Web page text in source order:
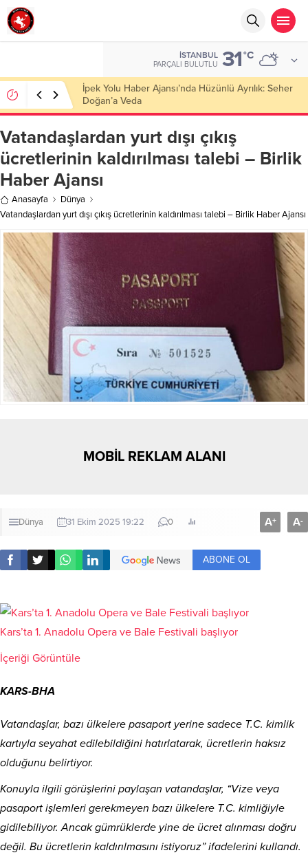
İSTANBUL
PARÇALI BULUTLU 31°C
Başkan Nihat Öztürk, Şanahan’da Hacı Eryaman’a
Misafir Oldu
Vatandaşlardan yurt dışı çıkış
ücretlerinin kaldırılması talebi – Birlik
Haber Ajansı
Anasayfa
Dünya
Vatandaşlardan yurt dışı çıkış ücretlerinin kaldırılması talebi – Birlik Haber Ajansı
MOBİL REKLAM ALANI
Dünya 31 Ekim 2025 19:22 0 A+ A-
ABONE OL
Kars’ta 1. Anadolu Opera ve Bale Festivali başlıyor
İçeriği Görüntüle
KARS-BHA
Vatandaşlar, bazı ülkelere pasaport yerine sadece T.C. kimlik
kartıyla seyahat edilebildiğini hatırlatarak, ücretlerin haksız
olduğunu belirtiyor.
Konuyla ilgili görüşlerini paylaşan vatandaşlar, “Vize veya
pasaport işlemleri gerekmeyen bazı ülkelere T.C. kimliğiyle
gidilebiliyor. Ancak gümrüklerde yine de ücret alınması doğru
değil. Bu ücretlerin kaldırılmasını istiyoruz” ifadelerini kullandı.